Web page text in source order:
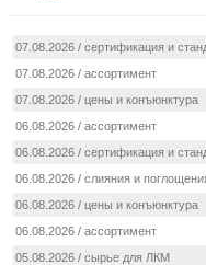
07.08.2026 / сертификация и
07.08.2026 / ассортимент
07.08.2026 / цены и конъюнктура
06.08.2026 / ассортимент
06.08.2026 / сертификация и
06.08.2026 / слияния и
06.08.2026 / цены и конъюнктура
06.08.2026 / ассортимент
05.08.2026 / сырье для ЛКМ